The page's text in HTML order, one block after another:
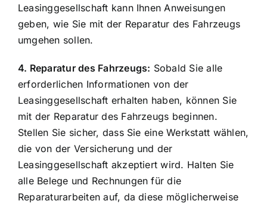
Leasinggesellschaft kann Ihnen Anweisungen
geben, wie Sie mit der Reparatur des Fahrzeugs
umgehen sollen.
4. Reparatur des Fahrzeugs: Sobald Sie alle
erforderlichen Informationen von der
Leasinggesellschaft erhalten haben, können Sie
mit der Reparatur des Fahrzeugs beginnen.
Stellen Sie sicher, dass Sie eine Werkstatt wählen,
die von der Versicherung und der
Leasinggesellschaft akzeptiert wird. Halten Sie
alle Belege und Rechnungen für die
Reparaturarbeiten auf, da diese möglicherweise